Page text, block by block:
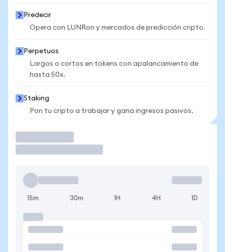
Predecir
Opera con LUNRon y mercados de predicción cripto.
Perpetuos
Largos o cortos en tokens con apalancamiento de
hasta 50x.
Staking
Pon tu cripto a trabajar y gana ingresos pasivos.
15m 30m 1H 4H 1D